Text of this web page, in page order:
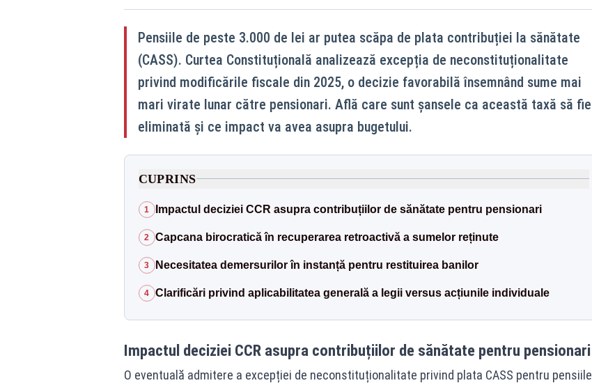
Pensiile de peste 3.000 de lei ar putea scăpa de plata contribuției la sănătate
(CASS). Curtea Constituțională analizează excepția de neconstituționalitate
privind modificările fiscale din 2025, o decizie favorabilă însemnând sume mai
mari virate lunar către pensionari. Află care sunt șansele ca această taxă să fie
eliminată și ce impact va avea asupra bugetului.
CUPRINS
1 Impactul deciziei CCR asupra contribuțiilor de sănătate pentru pensionari
2 Capcana birocratică în recuperarea retroactivă a sumelor reținute
3 Necesitatea demersurilor în instanță pentru restituirea banilor
4 Clarificări privind aplicabilitatea generală a legii versus acțiunile individuale
Impactul deciziei CCR asupra contribuțiilor de sănătate pentru pensionari
O eventuală admitere a excepției de neconstituționalitate privind plata CASS pentru pensiile